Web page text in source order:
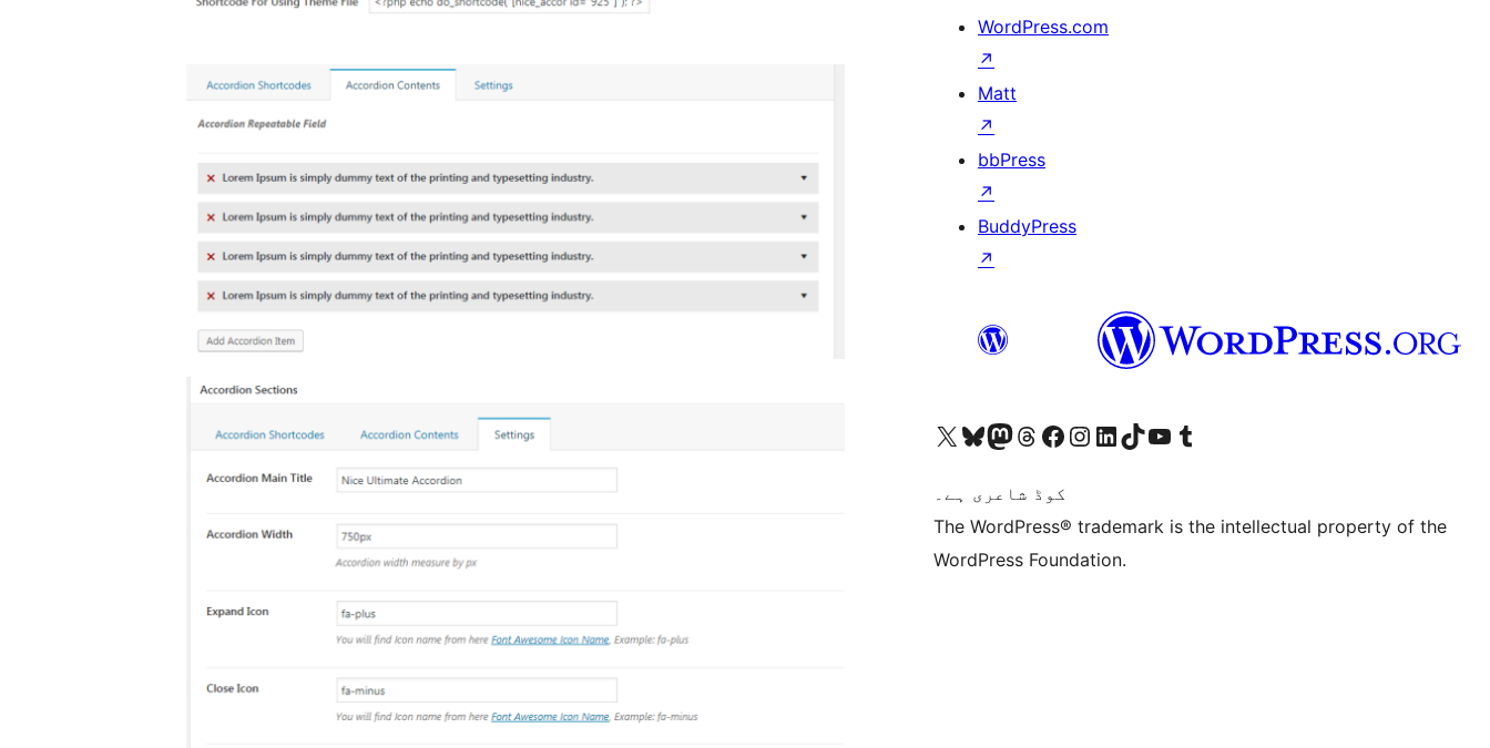
WordPress.com
↗
Matt
↗
bbPress
↗
BuddyPress
↗
Visit our X (formerly Twitter) account
ہمارے بلیواسکائی اکاؤنٹ پر جائیں
Visit our Mastodon account
ہمارے ٹھریڈز اکاؤنٹ پر جائیں
Visit our Facebook page
Visit our Instagram account
Visit our LinkedIn account
ہمارے ٹک ٹاک اکاؤنٹ پر جائیں
Visit our YouTube channel
ہمارے ٹمبلر اکاؤنٹ پر جائیں
کوڈ شاعری ہے۔
The WordPress® trademark is the intellectual property of the
WordPress Foundation.